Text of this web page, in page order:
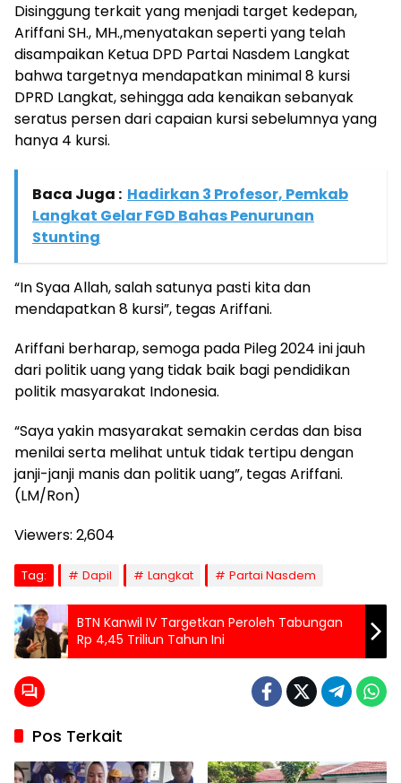
Disinggung terkait yang menjadi target kedepan,
Ariffani SH., MH.,menyatakan seperti yang telah
disampaikan Ketua DPD Partai Nasdem Langkat
bahwa targetnya mendapatkan minimal 8 kursi
DPRD Langkat, sehingga ada kenaikan sebanyak
seratus persen dari capaian kursi sebelumnya yang
hanya 4 kursi.
Baca Juga : Hadirkan 3 Profesor, Pemkab
Langkat Gelar FGD Bahas Penurunan
Stunting
“In Syaa Allah, salah satunya pasti kita dan
mendapatkan 8 kursi”, tegas Ariffani.
Ariffani berharap, semoga pada Pileg 2024 ini jauh
dari politik uang yang tidak baik bagi pendidikan
politik masyarakat Indonesia.
“Saya yakin masyarakat semakin cerdas dan bisa
menilai serta melihat untuk tidak tertipu dengan
janji-janji manis dan politik uang”, tegas Ariffani.
(LM/Ron)
Viewers: 2,604
Tag: Dapil Langkat Partai Nasdem
BTN Kanwil IV Targetkan Peroleh Tabungan
Rp 4,45 Triliun Tahun Ini
Pos Terkait